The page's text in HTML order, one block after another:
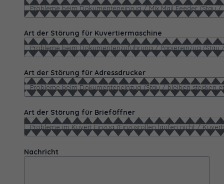
Art der Störung für Kuvertiermaschine
Art der Störung für Adressdrucker
Art der Störung für Brieföffner
Nachricht